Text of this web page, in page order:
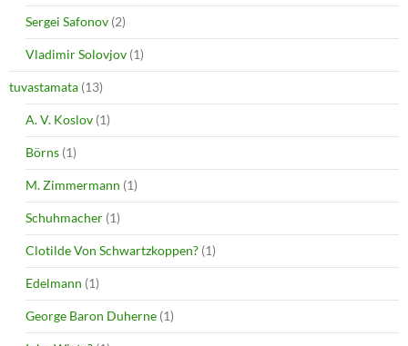
Sergei Safonov (2)
Vladimir Solovjov (1)
tuvastamata (13)
A. V. Koslov (1)
Börns (1)
M. Zimmermann (1)
Schuhmacher (1)
Clotilde Von Schwartzkoppen? (1)
Edelmann (1)
George Baron Duherne (1)